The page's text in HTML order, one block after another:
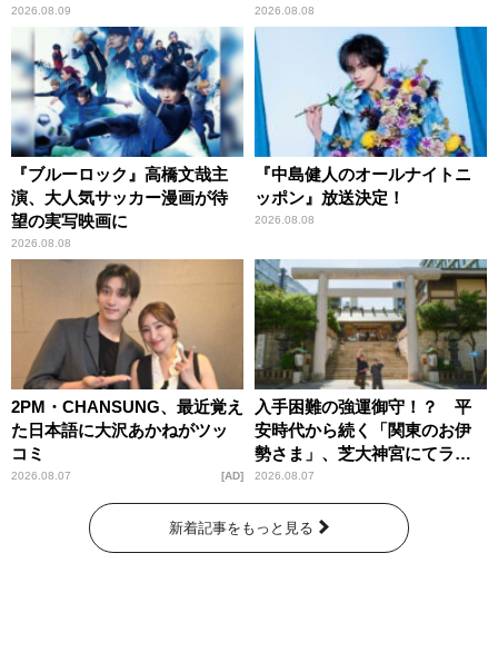
ル 』
2026.08.09
とてもワクワクしておりま
す！」
2026.08.08
『ブルーロック』高橋文哉主
演、大人気サッカー漫画が待
望の実写映画に
2026.08.08
『中島健人のオールナイトニ
ッポン』放送決定！
2026.08.08
2PM・CHANSUNG、最近覚え
た日本語に大沢あかねがツッ
コミ
2026.08.07 AD
入手困難の強運御守！？ 平
安時代から続く「関東のお伊
勢さま」、芝大神宮にてラン
パンプスが合格祈願！
2026.08.07
新着記事をもっと見る